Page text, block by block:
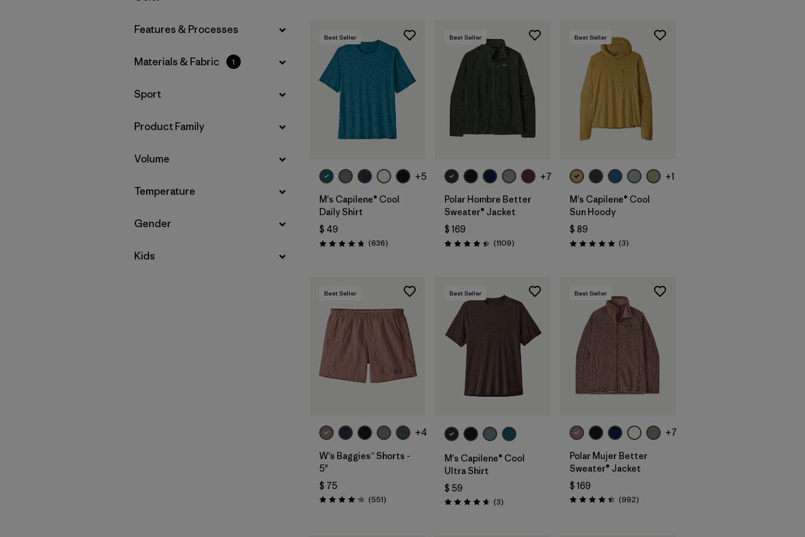
Filtrar por
Features & Processes
Filtrar por
Materials & Fabric 1
Filtrar por
Sport
Filtrar por
Product Family
Filtrar por
Volume
Filtrar por
Temperature
Filtrar por
Gender
Filtrar por
Kids
Best Seller
+5
M's Capilene® Cool
Daily Shirt
$ 49
Valoración: 4.7 / 5
(636Comentarios
)
Best Seller
+7
Polar Hombre Better
Sweater® Jacket
$ 169
Valoración: 4.4 / 5
(1109Comentarios
)
Best Seller
+1
M's Capilene® Cool
Sun Hoody
$ 89
Valoración: 5.0 / 5
(3Comentarios
)
Best Seller
+4
W's Baggies™ Shorts -
5"
$ 75
Valoración: 4.2 / 5
(551Comentarios
)
Best Seller
M's Capilene® Cool
Ultra Shirt
$ 59
Valoración: 4.7 / 5
(3Comentarios
)
Best Seller
+7
Polar Mujer Better
Sweater® Jacket
$ 169
Valoración: 4.4 / 5
(992Comentarios
)